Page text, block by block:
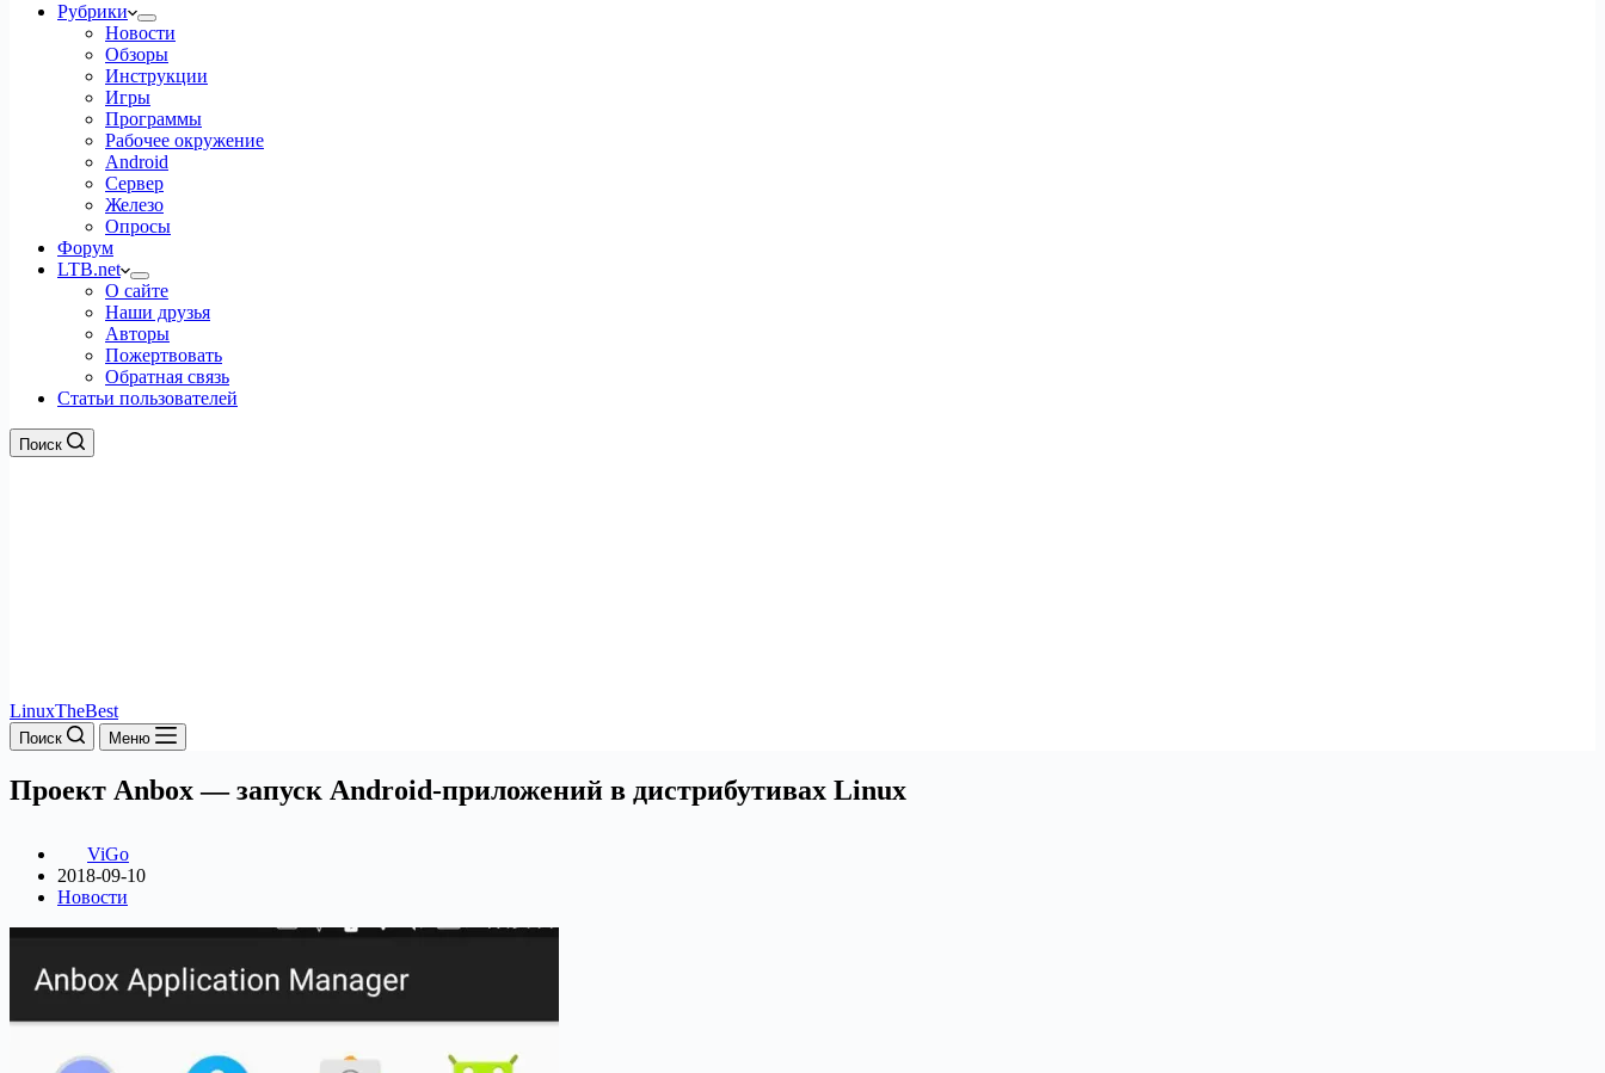
Рубрики
Новости
Обзоры
Инструкции
Игры
Программы
Рабочее окружение
Android
Сервер
Железо
Опросы
Форум
LTB.net
О сайте
Наши друзья
Авторы
Пожертвовать
Обратная связь
Статьи пользователей
Поиск
LinuxTheBest
Поиск Меню
Проект Anbox — запуск Android-приложений в дистрибутивах Linux
ViGo
2018-09-10
Новости